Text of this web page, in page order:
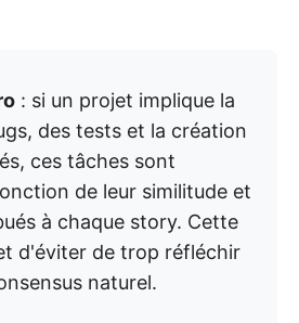
: si un projet implique la
des tests et la création
ces tâches sont
de leur similitude et
à chaque story. Cette
d'éviter de trop réfléchir
naturel.